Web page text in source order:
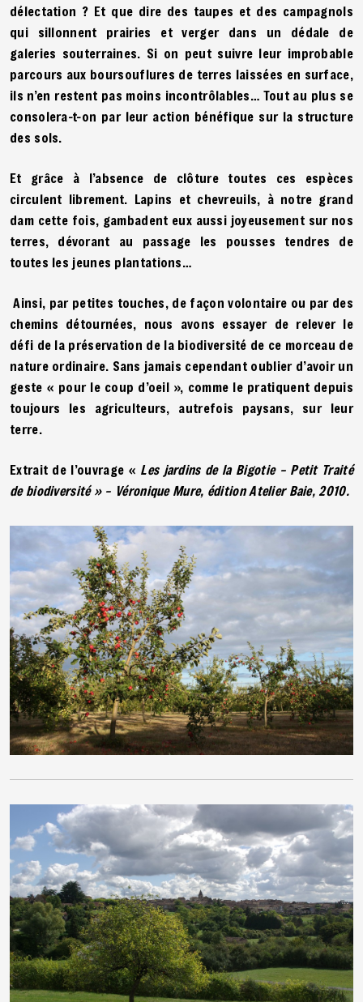
délectation ? Et que dire des taupes et des campagnols
qui sillonnent prairies et verger dans un dédale de
galeries souterraines. Si on peut suivre leur improbable
parcours aux boursouflures de terres laissées en surface,
ils n’en restent pas moins incontrôlables… Tout au plus se
consolera-t-on par leur action bénéfique sur la structure
des sols.
Et grâce à l’absence de clôture toutes ces espèces
circulent librement. Lapins et chevreuils, à notre grand
dam cette fois, gambadent eux aussi joyeusement sur nos
terres, dévorant au passage les pousses tendres de
toutes les jeunes plantations…
Ainsi, par petites touches, de façon volontaire ou par des
chemins détournées, nous avons essayer de relever le
défi de la préservation de la biodiversité de ce morceau de
nature ordinaire. Sans jamais cependant oublier d’avoir un
geste « pour le coup d’oeil », comme le pratiquent depuis
toujours les agriculteurs, autrefois paysans, sur leur
terre.
Extrait de l’ouvrage « Les jardins de la Bigotie – Petit Traité
de biodiversité » – Véronique Mure, édition Atelier Baie, 2010.